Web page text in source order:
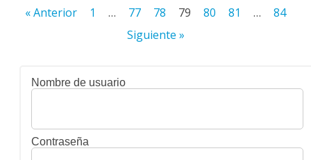
Paginación
« Anterior 1 … 77 78 79 80 81 …
84
Siguiente »
Nombre de usuario
Contraseña